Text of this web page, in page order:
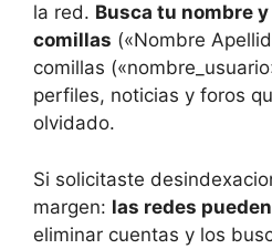
la red. Busca tu nombre
comillas («Nombre
comillas
perfiles, noticias y foros
olvidado.
Si solicitaste
margen: las redes
eliminar cuentas y los